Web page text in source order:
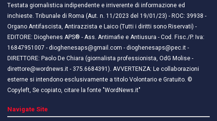
Testata giornalistica indipendente e irriverente di informazione ed
inchieste. Tribunale di Roma (Aut. n. 11/2023 del 19/01/23) - ROC: 39938 -
Organo Antifascista, Antirazzista e Laico (Tutti i diritti sono Riservati) -
EDITORE: Dioghenes APS® - Ass. Antimafie e Antiusura - Cod. Fisc./P. Iva:
16847951007 - dioghenesaps@gmail.com - dioghenesaps@pec.it - ​​
DIRETTORE: Paolo De Chiara (giornalista professionista, OdG Molise -
direttore@wordnews.it - ​​375.6684391). AVVERTENZA: Le collaborazioni
esterne si intendono esclusivamente a titolo Volontario e Gratuito. ©
Copyleft, Se copiato, citare la fonte "WordNews.it"
Navigate Site